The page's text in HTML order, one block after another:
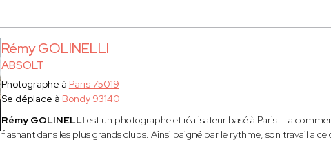
Rémy GOLINELLI
ABSOLT
Photographe à Paris 75019
Se déplace à Bondy 93140
Rémy GOLINELLI est un photographe et réalisateur basé à Paris. Il a
flashant dans les plus grands clubs. Ainsi baigné par le rythme, son travail a